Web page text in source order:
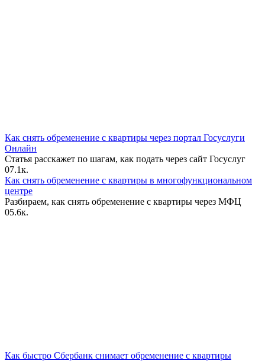
Как снять обременение с квартиры через портал Госуслуги
Онлайн
Статья расскажет по шагам, как подать через сайт Госуслуг
07.1к.
Как снять обременение с квартиры в многофункциональном
центре
Разбираем, как снять обременение с квартиры через МФЦ
05.6к.
Как быстро Сбербанк снимает обременение с квартиры